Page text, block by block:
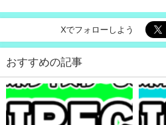
Xでフォローしよう
おすすめの記事